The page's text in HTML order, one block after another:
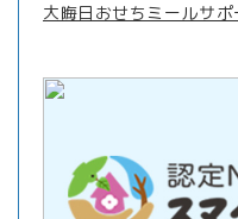
大晦日おせちミールサ